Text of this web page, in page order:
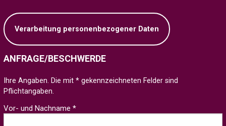
Verarbeitung personenbezogener Daten
ANFRAGE/BESCHWERDE
Ihre Angaben. Die mit * gekennzeichneten Felder sind
Pflichtangaben.
Vor- und Nachname *